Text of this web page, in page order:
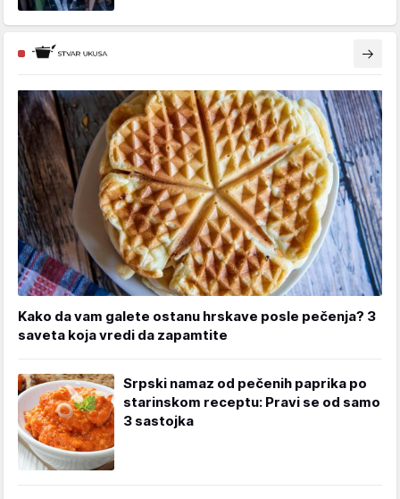
Kako da vam galete ostanu hrskave posle pečenja? 3
saveta koja vredi da zapamtite
Srpski namaz od pečenih paprika po
starinskom receptu: Pravi se od samo
3 sastojka